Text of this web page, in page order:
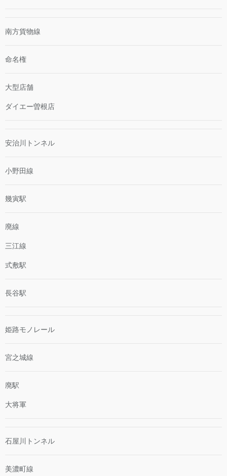
南方貨物線
命名権
大型店舗
ダイエー曽根店
安治川トンネル
小野田線
幾寅駅
廃線
三江線
式敷駅
長谷駅
姫路モノレール
宮之城線
廃駅
大将軍
石屋川トンネル
美濃町線